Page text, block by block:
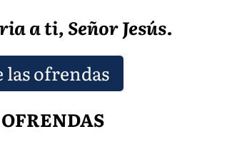
a ti, Señor Jesús.
las ofrendas